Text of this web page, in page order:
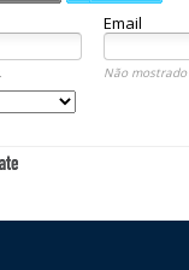
Email
Não